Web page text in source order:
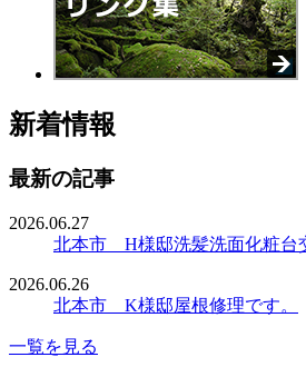
新着情報
最新の記事
2026.06.27
北本市 H様邸洗髪洗面化粧台
2026.06.26
北本市 K様邸屋根修理です。
一覧を見る